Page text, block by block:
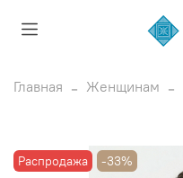
Главная Женщинам
Распродажа -33%